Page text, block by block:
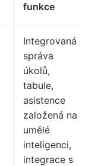
funkce
Integrovaná
správa
úkolů,
tabule,
asistence
založená na
umělé
inteligenci,
integrace s